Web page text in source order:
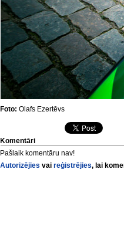
Foto: Olafs Ezertēvs
Komentāri
Pašlaik komentāru nav!
Autorizējies vaireģistrējies, lai